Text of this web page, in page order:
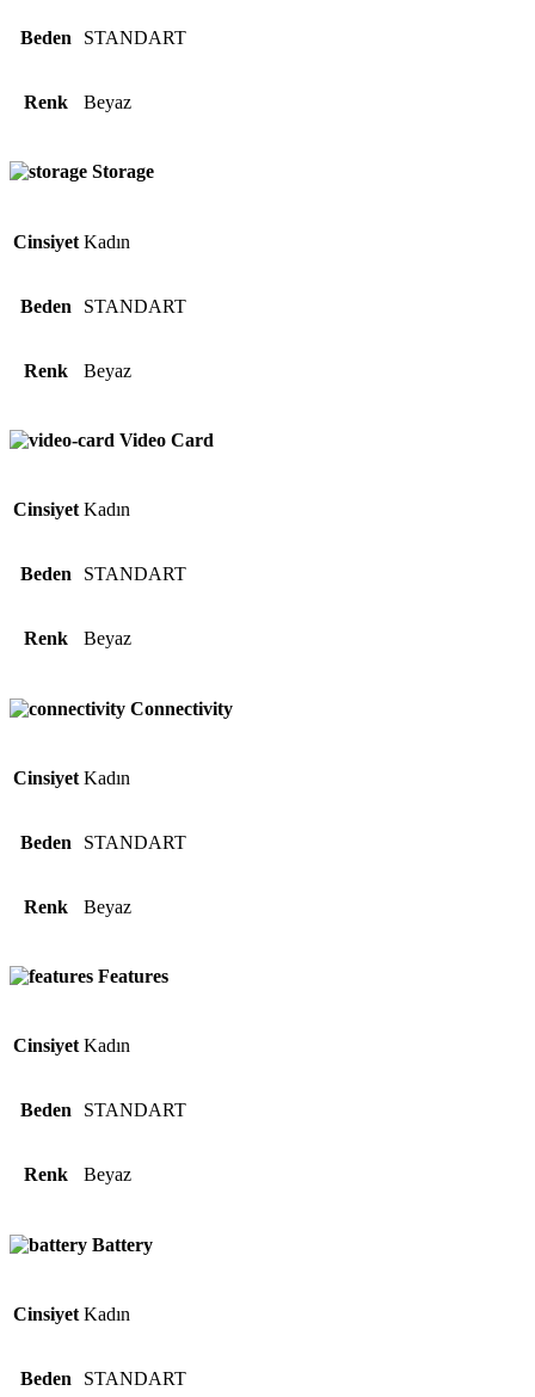
Beden STANDART
Renk Beyaz
Storage
Cinsiyet Kadın
Beden STANDART
Renk Beyaz
Video Card
Cinsiyet Kadın
Beden STANDART
Renk Beyaz
Connectivity
Cinsiyet Kadın
Beden STANDART
Renk Beyaz
Features
Cinsiyet Kadın
Beden STANDART
Renk Beyaz
Battery
Cinsiyet Kadın
Beden STANDART